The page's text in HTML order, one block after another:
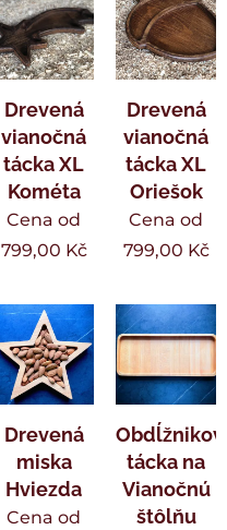
Drevená
vianočná
tácka XL
Kométa
Cena od
799,00 Kč
Drevená
vianočná
tácka XL
Oriešok
Cena od
799,00 Kč
Drevená
miska
Hviezda
Cena od
tácka na
Vianočnú
štôlňu